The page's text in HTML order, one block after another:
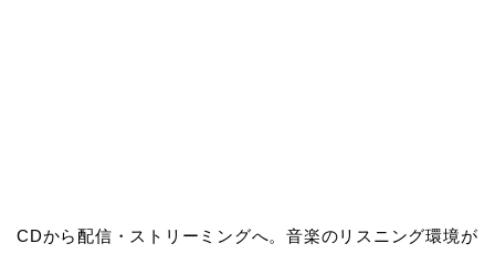
CDから配信・ストリーミングへ。音楽のリスニング環境が